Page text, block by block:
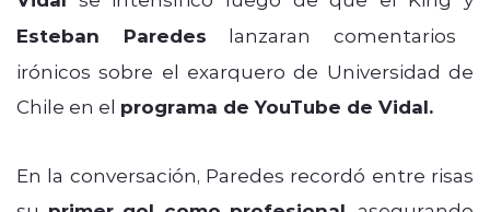
Esteban Paredes lanzaran comentarios
irónicos sobre el exarquero de Universidad de
Chile en el programa de YouTube de Vidal.
En la conversación, Paredes recordó entre risas